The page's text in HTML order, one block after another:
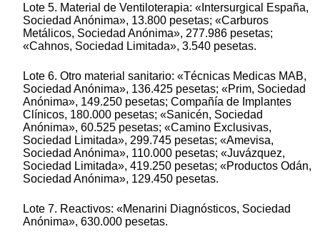
Lote 5. Material de Ventiloterapia: «Intersurgical España,
Sociedad Anónima», 13.800 pesetas; «Carburos
Metálicos, Sociedad Anónima», 277.986 pesetas;
«Cahnos, Sociedad Limitada», 3.540 pesetas.
Lote 6. Otro material sanitario: «Técnicas Medicas MAB,
Sociedad Anónima», 136.425 pesetas; «Prim, Sociedad
Anónima», 149.250 pesetas; Compañía de Implantes
Clínicos, 180.000 pesetas; «Sanicén, Sociedad
Anónima», 60.525 pesetas; «Camino Exclusivas,
Sociedad Limitada», 299.745 pesetas; «Amevisa,
Sociedad Anónima», 110.000 pesetas; «Juvázquez,
Sociedad Limitada», 419.250 pesetas; «Productos Odán,
Sociedad Anónima», 129.450 pesetas.
Lote 7. Reactivos: «Menarini Diagnósticos, Sociedad
Anónima», 630.000 pesetas.